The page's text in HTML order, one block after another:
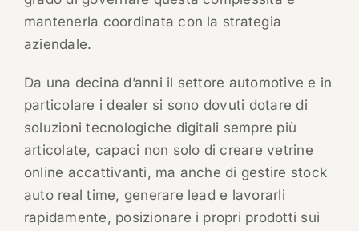
mantenerla coordinata con la strategia
aziendale.
Da una decina d’anni il settore automotive e in
particolare i dealer si sono dovuti dotare di
soluzioni tecnologiche digitali sempre più
articolate, capaci non solo di creare vetrine
online accattivanti, ma anche di gestire stock
auto real time, generare lead e lavorarli
rapidamente, posizionare i propri prodotti sui